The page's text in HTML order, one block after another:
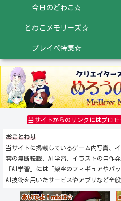
今日のどわこ☆
どわこメモリーズ☆
プレイベ特集☆
当サイトからのリンクにはプロ
おことわり
当サイトに掲載しているゲーム内写真、
容の無断転載、AI学習、イラストの自作
「AI学習」には「架空のフィギュアやパ
AI技術を用いたサービスやアプリなど全般